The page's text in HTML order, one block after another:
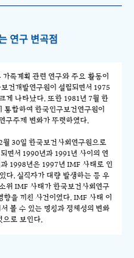
연구 변곡점
족계획 관련 연구와 주요 활동이
건개발연구원이 설립되면서 1975
게 나타났다. 또한 1981년 7월 한
통합하여 한국인구보건연구원이
구주제 변화가 뚜렷하였다.
30일 한국보건사회연구원으로
면서 1990년과 1991년 사이의 연
1998년은 1997년 IMF 사태로 인
다. 실직자가 대량 발생하는 등 우
위 IMF 사태가 한국보건사회연구
향을 끼친 사건이었다. IMF 사태 이
볼 수 있는 명칭과 정체성의 변화
으로 보인다.